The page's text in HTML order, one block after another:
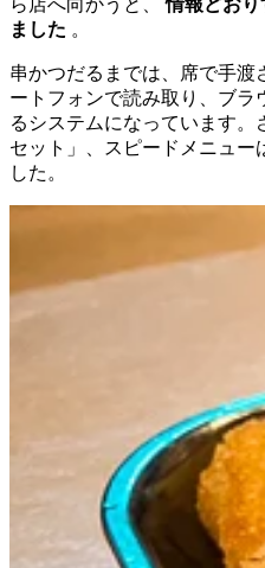
ました 。
串かつだるまでは、席で手渡
ートフォンで読み取り、ブラ
るシステムになっています。
セット」、スピードメニュー
した。